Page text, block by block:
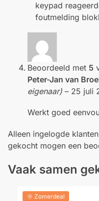
keypad
foutmelding
Beoordeeld met 5
Peter-Jan van
eigenaar) – 25 juli
Werkt goed
Alleen ingelogde
gekocht mogen een
Vaak samen
🌞 Zomerdeal